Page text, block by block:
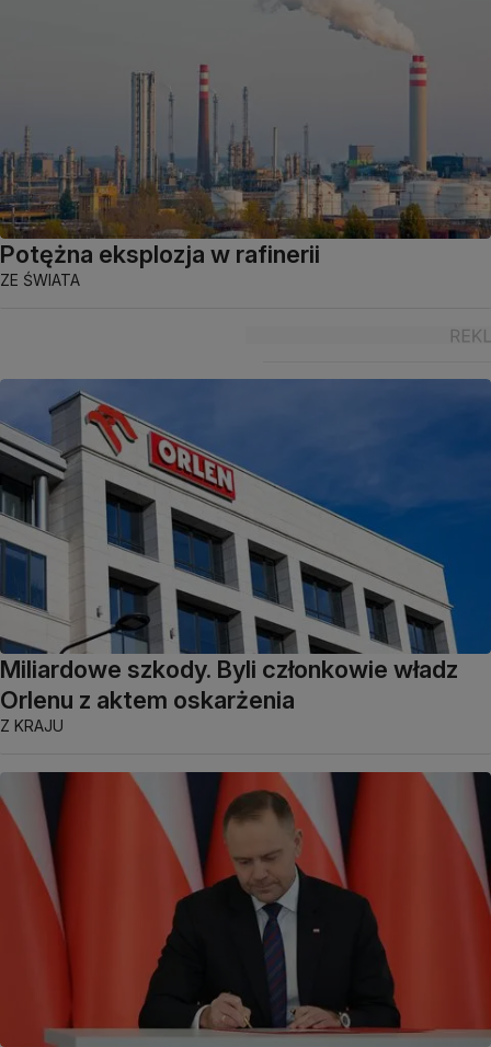
Potężna eksplozja w rafinerii
ZE ŚWIATA
Miliardowe szkody. Byli członkowie władz
Orlenu z aktem oskarżenia
Z KRAJU